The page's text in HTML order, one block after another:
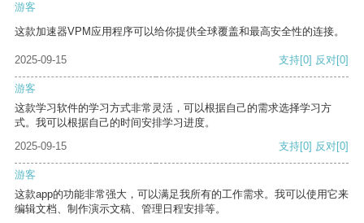
游客
这款加速器VPM应用程序可以给你提供全球覆盖和最高安全性的连接。
2025-09-15 支持[0] 反对[0]
游客
这款学习软件的学习方式非常灵活，可以根据自己的需求选择学习方
式。我可以根据自己的时间安排学习进度。
2025-09-15
支持[0] 反对[0]
游客
这款app的功能非常强大，可以满足我所有的工作需求。我可以使用它来
编辑文档、制作演示文稿、管理日程安排等。